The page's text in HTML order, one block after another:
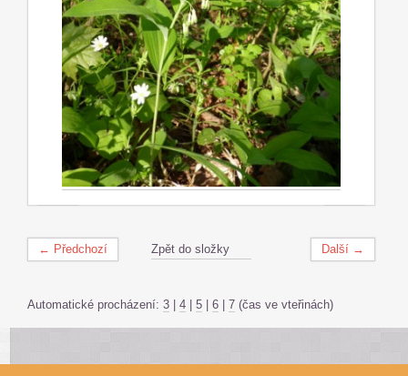
← Předchozí Další →
Zpět do složky
Automatické procházení: 3 4 5 6 7 (čas ve vteřinách)